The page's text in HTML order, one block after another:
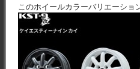
このホイールカラーバリエーショ